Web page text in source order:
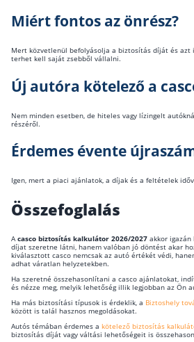
Miért fontos az önrész?
Mert közvetlenül befolyásolja a biztosítás díját és azt
terhet kell saját zsebből vállalni.
Új autóra kötelező a
Nem minden esetben, de hiteles vagy lízingelt
részéről.
Érdemes évente
Igen, mert a piaci ajánlatok, a díjak és a feltételek
Összefoglalás
A casco biztosítás kalkulátor 2026/2027 akkor igazán
díjat szeretne látni, hanem valóban jó döntést akar
kiválasztott casco nemcsak az autó értékét védi,
adhat váratlan helyzetekben.
Ha szeretné összehasonlítani a casco ajánlatokat,
és nézze meg, melyik lehetőség illik legjobban az Ön
Ha más biztosítási típusok is érdeklik, a Biztoshely
között is talál hasznos megoldásokat.
Autós témában érdemes a kötelező biztosítás
biztosítás díját vagy váltási lehetőségeit is